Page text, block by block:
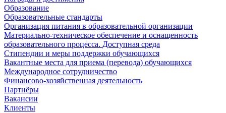
Образование
Образовательные стандарты
Организация питания в образовательной организации
Материально-техническое обеспечение и оснащенность
образовательного процесса. Доступная среда
Стипендии и меры поддержки обучающихся
Вакантные места для приема (перевода) обучающихся
Международное сотрудничество
Финансово-хозяйственная деятельность
Партнёры
Вакансии
Клиенты